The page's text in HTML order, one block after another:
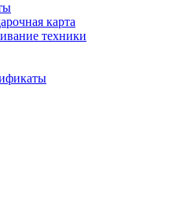
карта
техники